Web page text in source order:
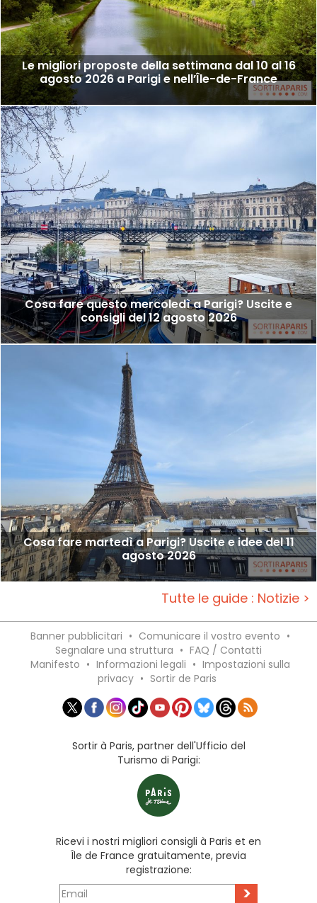
Le migliori proposte della settimana dal 10 al 16
agosto 2026 a Parigi e nell’Île-de-France
Cosa fare questo mercoledì a Parigi? Uscite e
consigli del 12 agosto 2026
Cosa fare martedì a Parigi? Uscite e idee del 11
agosto 2026
Tutte le guide : Notizie >
Banner pubblicitari • Comunicare il vostro evento •
Segnalare una struttura • FAQ / Contatti
Manifesto • Informazioni legali • Impostazioni sulla
privacy • Sortir de Paris
Sortir à Paris, partner dell'Ufficio del
Turismo di Parigi:
Ricevi i nostri migliori consigli à Paris et en
Île de France gratuitamente, previa
registrazione:
>